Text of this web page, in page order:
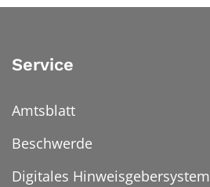
Service
Amtsblatt
Beschwerde
Digitales Hinweisgebersystem